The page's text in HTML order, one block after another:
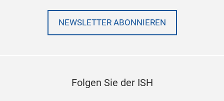
NEWSLETTER ABONNIEREN
Folgen Sie der ISH